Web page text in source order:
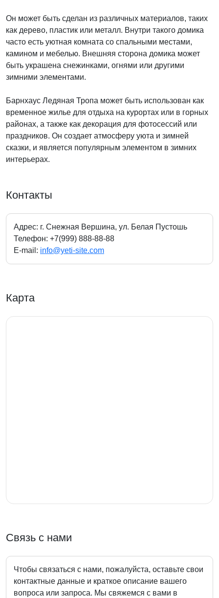
Он может быть сделан из различных материалов, таких
как дерево, пластик или металл. Внутри такого домика
часто есть уютная комната со спальными местами,
камином и мебелью. Внешняя сторона домика может
быть украшена снежинками, огнями или другими
зимними элементами.
Барнхаус Ледяная Тропа может быть использован как
временное жилье для отдыха на курортах или в горных
районах, а также как декорация для фотосессий или
праздников. Он создает атмосферу уюта и зимней
сказки, и является популярным элементом в зимних
интерьерах.
Контакты
Адрес: г. Снежная Вершина, ул. Белая Пустошь
Телефон: +7(999) 888-88-88
E-mail: info@yeti-site.com
Карта
Связь с нами
Чтобы связаться с нами, пожалуйста, оставьте свои
контактные данные и краткое описание вашего
вопроса или запроса. Мы свяжемся с вами в